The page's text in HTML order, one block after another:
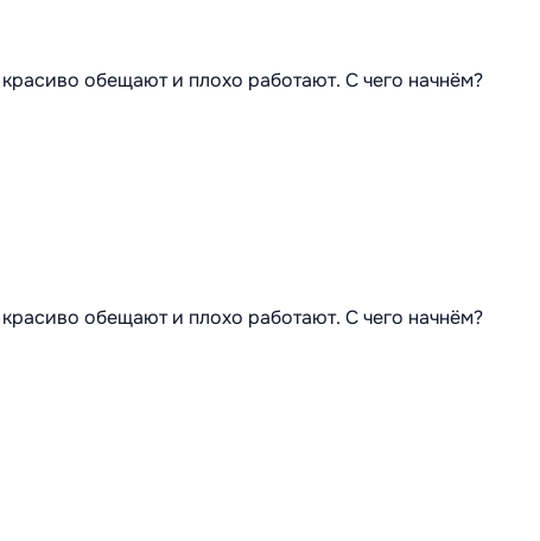
обещают и плохо работают. С чего начнём?
обещают и плохо работают. С чего начнём?